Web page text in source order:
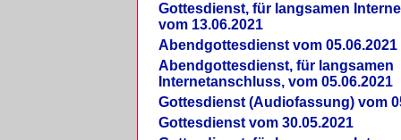
Gottesdienst, für langsamen
vom 13.06.2021
Abendgottesdienst vom 05.06.2021
Abendgottesdienst, für langsamen
Internetanschluss, vom 05.06.2021
Gottesdienst (Audiofassung) vom
Gottesdienst vom 30.05.2021